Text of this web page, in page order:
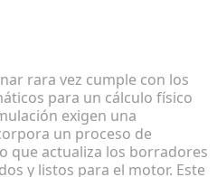
rara vez cumple con los
para un cálculo físico
exigen una
un proceso de
que actualiza los borradores
y listos para el motor. Este